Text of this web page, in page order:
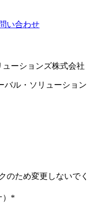
い合わせ
ューションズ株式会社
バル・ソリューション
のため変更しないでく
*